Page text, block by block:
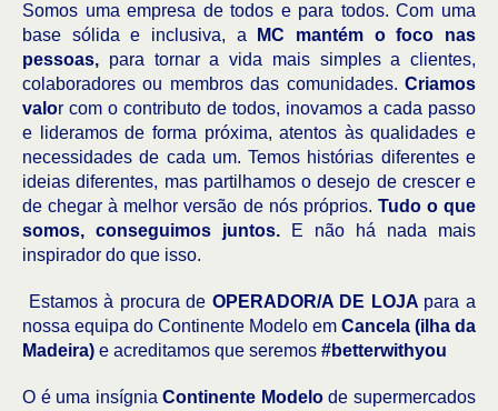
Somos uma empresa de todos e para todos. Com uma
base sólida e inclusiva, a
MC mantém o foco nas
pessoas, para tornar a vida mais simples a clientes,
colaboradores ou membros das comunidades. Criamos
valor com o contributo de todos, inovamos a cada passo
e lideramos de forma próxima, atentos às qualidades e
necessidades de cada um. Temos histórias diferentes e
ideias diferentes, mas partilhamos o desejo de crescer e
de chegar à melhor versão de nós próprios. Tudo o que
somos, conseguimos juntos.
E não há nada mais
inspirador do que isso.
Estamos à procura de OPERADOR/A DE LOJA para a
nossa equipa do Continente Modelo em Cancela (ilha da
Madeira) e acreditamos que seremos #betterwithyou
O é uma insígniaContinente Modelode supermercados